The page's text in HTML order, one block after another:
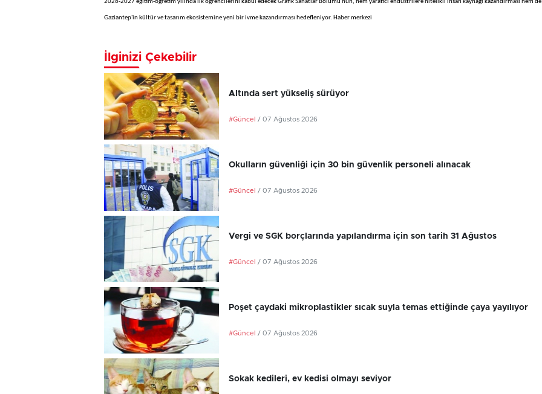
2026-2027 eğitim-öğretim yılında ilk öğrencilerini kabul edecek Grafik Sanatlar Bölümü'nün, hem yaratıcı endüstrilere nitelikli insan kaynağı kazandırması hem de
Gaziantep'in kültür ve tasarım ekosistemine yeni bir ivme kazandırması hedefleniyor. Haber merkezi
İlginizi Çekebilir
Altında sert yükseliş sürüyor
#Güncel / 07 Ağustos 2026
Okulların güvenliği için 30 bin güvenlik personeli alınacak
#Güncel / 07 Ağustos 2026
Vergi ve SGK borçlarında yapılandırma için son tarih 31 Ağustos
#Güncel / 07 Ağustos 2026
Poşet çaydaki mikroplastikler sıcak suyla temas ettiğinde çaya yayılıyor
#Güncel / 07 Ağustos 2026
Sokak kedileri, ev kedisi olmayı seviyor